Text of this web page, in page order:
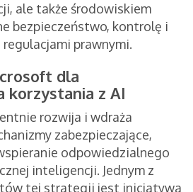
ale także środowiskiem
bezpieczeństwo, kontrolę i
prawnymi.
dla
korzystania z AI
rozwija i wdraża
zabezpieczające,
odpowiedzialnego
inteligencji. Jednym z
tej strategii jest inicjatywa